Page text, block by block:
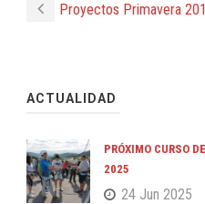
Proyectos Primavera
ACTUALIDAD
PRÓXIMO CURSO
2025
24 Jun 2025